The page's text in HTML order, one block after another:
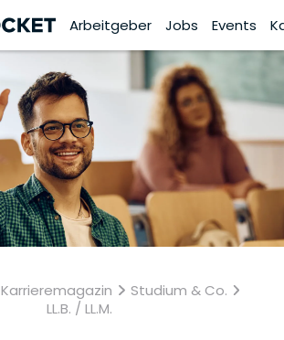
Arbeitgeber Jobs Events
Karrieremagazin
Studium & Co.
LL.B. / LL.M.